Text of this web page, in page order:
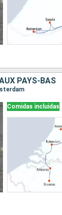
PAYS-BAS
Comidas incluidas